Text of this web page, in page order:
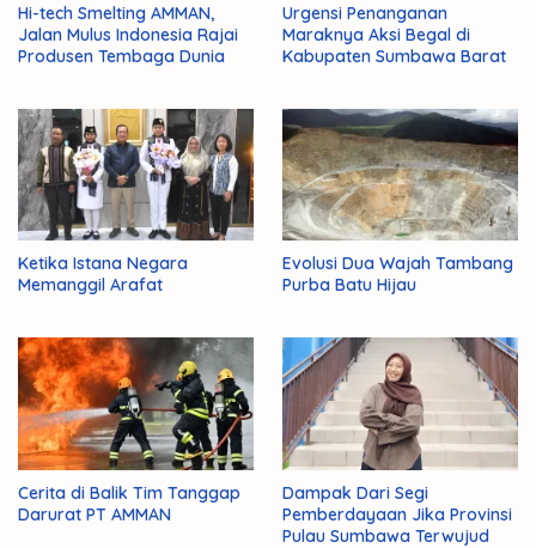
Hi-tech Smelting AMMAN,
Jalan Mulus Indonesia Rajai
Produsen Tembaga Dunia
Urgensi Penanganan
Maraknya Aksi Begal di
Kabupaten Sumbawa Barat
Ketika Istana Negara
Memanggil Arafat
Evolusi Dua Wajah Tambang
Purba Batu Hijau
Cerita di Balik Tim Tanggap
Darurat PT AMMAN
Dampak Dari Segi
Pemberdayaan Jika Provinsi
Pulau Sumbawa Terwujud